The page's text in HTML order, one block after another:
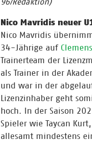
96/Redaktion)
Nico Mavridis neuer
Nico Mavridis
34-Jährige auf
Trainerteam der
als Trainer in der
und war in der
Lizenzinhaber geht
hoch. In der Saison
Spieler wie Taycan
allesamt mindestens